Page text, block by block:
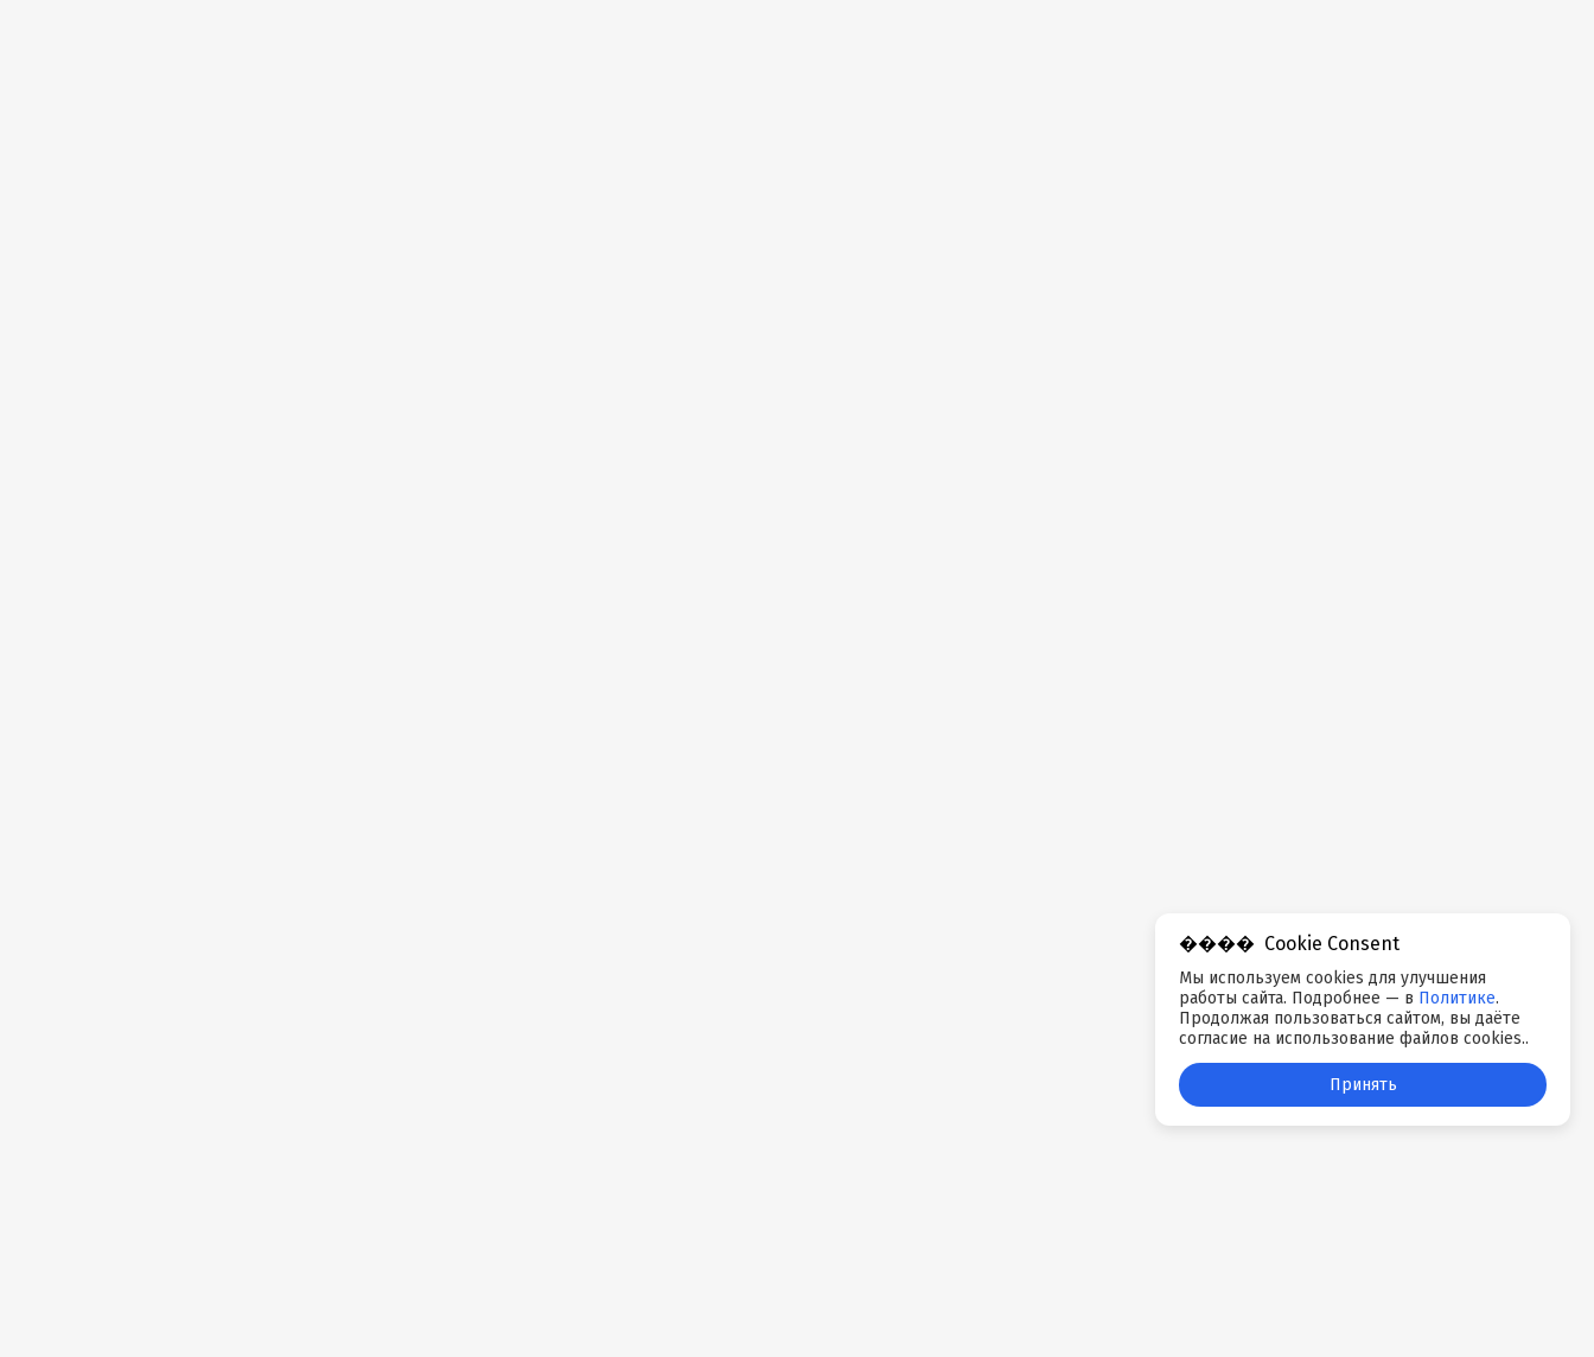
Cookie Consent
Мы используем cookies для улучшения
работы сайта. Подробнее — в Политике.
Продолжая пользоваться сайтом, вы даёте
согласие на использование файлов cookies..
Принять